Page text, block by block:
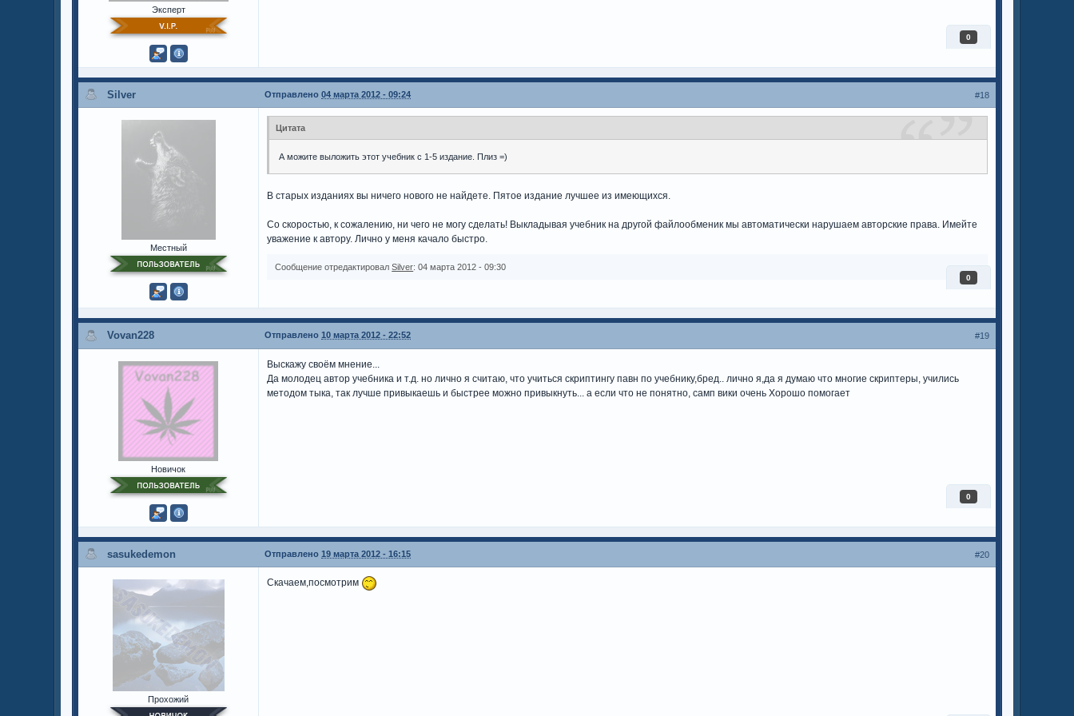
Эксперт
0
#18
Silver Отправлено04 марта 2012 - 09:24
Местный
Цитата
А можите выложить этот учебник с 1-5 издание. Плиз =)
В старых изданиях вы ничего нового не найдете. Пятое издание лучшее из имеющихся.
Со скоростью, к сожалению, ни чего не могу сделать! Выкладывая учебник на другой файлообменик мы автоматически нарушаем авторские права. Имейте
уважение к автору. Лично у меня качало быстро.
Сообщение отредактировалSilver: 04 марта 2012 - 09:30
0
#19
Vovan228 Отправлено10 марта 2012 - 22:52
Новичок
Выскажу своём мнение...
Да молодец автор учебника и т.д. но лично я считаю, что учиться скриптингу павн по учебнику,бред.. лично я,да я думаю что многие скриптеры, учились
методом тыка, так лучше привыкаешь и быстрее можно привыкнуть... а если что не понятно, самп вики очень Хорошо помогает
0
#20
sasukedemon Отправлено19 марта 2012 - 16:15
Прохожий
Скачаем,посмотрим